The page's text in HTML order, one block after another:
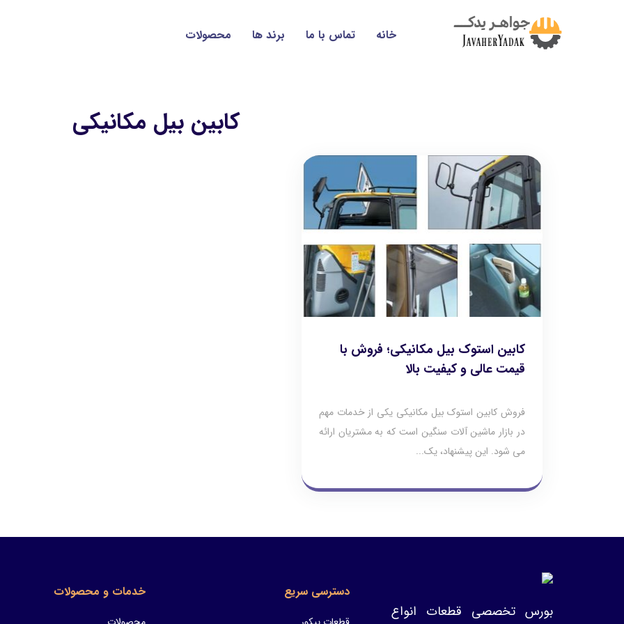
خانه تماس با ما برند ها محصولات
کابین بیل مکانیکی
کابین استوک بیل مکانیکی؛ فروش با
قیمت عالی و کیفیت بالا
فروش کابین استوک بیل مکانیکی یکی از خدمات مهم
در بازار ماشین‌ آلات سنگین است که به مشتریان ارائه
می‌ شود. این پیشنهاد، یک...
بورس تخصصی قطعات انواع
دسترسی سریع خدمات و محصولات